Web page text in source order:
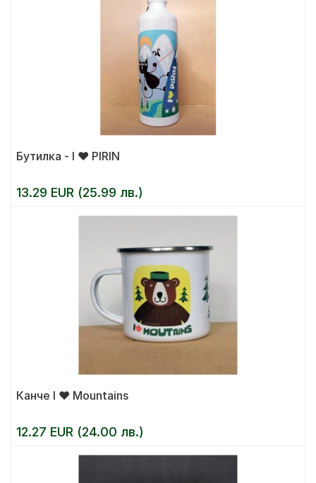
Бутилка - I ❤ PIRIN
13.29 EUR (25.99 лв.)
Канче I ❤ Mountains
12.27 EUR (24.00 лв.)